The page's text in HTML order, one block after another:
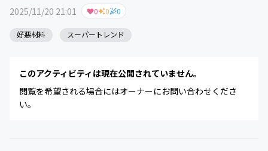
2025/11/20 21:01 0 0 0
好悪材料 スーパートレンド
このアクティビティは現在公開されていません。
閲覧を希望される場合にはオーナーにお問い合わせくださ
い。